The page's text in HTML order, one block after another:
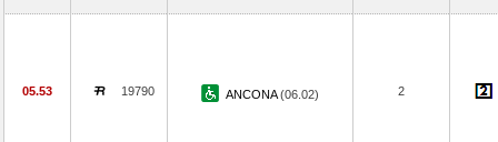
05.53 19790 ANCONA(06.02) 2